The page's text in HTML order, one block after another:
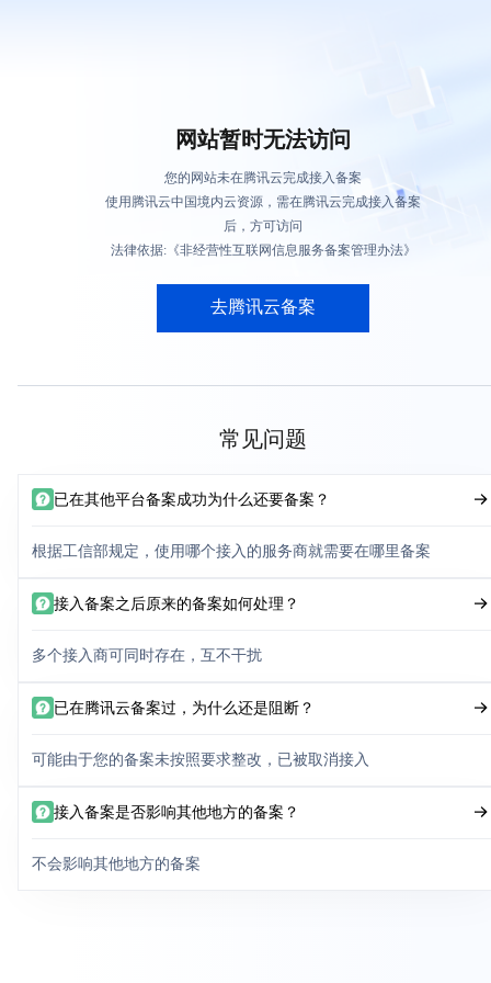
网站暂时无法访问
您的网站未在腾讯云完成接入备案
使用腾讯云中国境内云资源，需在腾讯云完成接入备案
后，方可访问
法律依据:《非经营性互联网信息服务备案管理办法》
去腾讯云备案
常见问题
已在其他平台备案成功为什么还要备案？
根据工信部规定，使用哪个接入的服务商就需要在哪里备案
接入备案之后原来的备案如何处理？
多个接入商可同时存在，互不干扰
已在腾讯云备案过，为什么还是阻断？
可能由于您的备案未按照要求整改，已被取消接入
接入备案是否影响其他地方的备案？
不会影响其他地方的备案